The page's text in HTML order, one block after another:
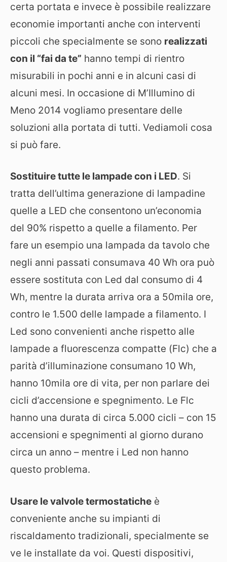
certa portata e invece è possibile realizzare
economie importanti anche con interventi
piccoli che specialmente se sono realizzati
con il “fai da te” hanno tempi di rientro
misurabili in pochi anni e in alcuni casi di
alcuni mesi. In occasione di M’Illumino di
Meno 2014 vogliamo presentare delle
soluzioni alla portata di tutti. Vediamoli cosa
si può fare.
Sostituire tutte le lampade con i LED. Si
tratta dell’ultima generazione di lampadine
quelle a LED che consentono un’economia
del 90% rispetto a quelle a filamento. Per
fare un esempio una lampada da tavolo che
negli anni passati consumava 40 Wh ora può
essere sostituta con Led dal consumo di 4
Wh, mentre la durata arriva ora a 50mila ore,
contro le 1.500 delle lampade a filamento. I
Led sono convenienti anche rispetto alle
lampade a fluorescenza compatte (Flc) che a
parità d’illuminazione consumano 10 Wh,
hanno 10mila ore di vita, per non parlare dei
cicli d’accensione e spegnimento. Le Flc
hanno una durata di circa 5.000 cicli – con 15
accensioni e spegnimenti al giorno durano
circa un anno – mentre i Led non hanno
questo problema.
Usare le valvole termostatiche è
conveniente anche su impianti di
riscaldamento tradizionali, specialmente se
ve le installate da voi. Questi dispositivi,